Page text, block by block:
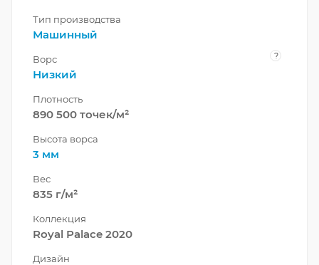
Тип производства
Машинный
Ворс ?
Низкий
Плотность
890 500 точек/м²
Высота ворса
3 мм
Вес
835 г/м²
Коллекция
Royal Palace 2020
Дизайн